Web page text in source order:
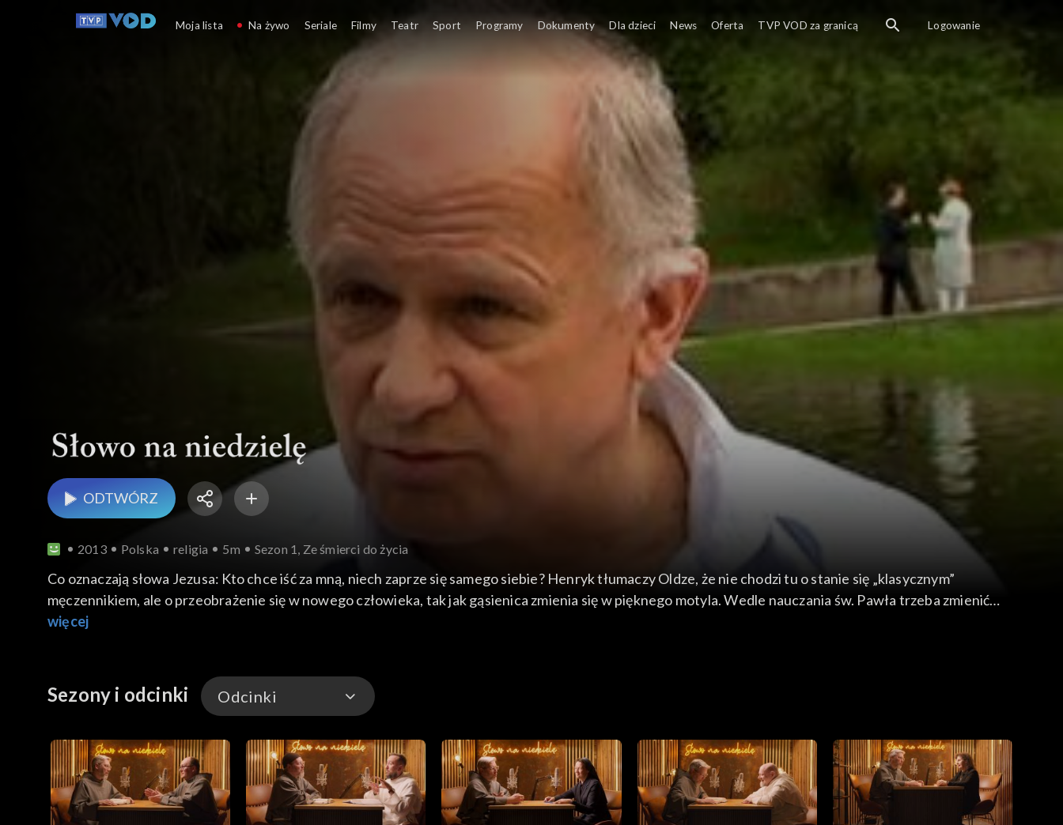
ODTWÓRZ
2013 Polska religia 5m Sezon 1, Ze śmierci do życia
Co oznaczają słowa Jezusa: Kto chce iść za mną, niech zaprze się samego siebie? Henryk tłumaczy Oldze, że nie chodzi tu o stanie się „klasycznym”
męczennikiem, ale o przeobrażenie się w nowego człowieka, tak jak gąsienica zmienia się w pięknego motyla. Wedle nauczania św. Pawła trzeba zmienić
stare przyzwyczajenia, odciąć się od starych grzechów. Trzeba powiedzieć, za św. Pawłem: Już nie żyję ja, a żyje we mnie Chrystus.
więcej
Sezony i odcinki Odcinki
Odcinki
Moja lista Na żywo Seriale Filmy Teatr Sport Programy Dokumenty Dla dzieci News Oferta TVP VOD za granicą Logowanie